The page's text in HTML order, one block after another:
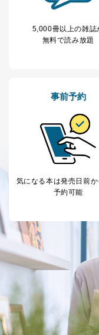
委託・提供先
委託先：カ
トカード決
当社は、本人か
の通知を求めら
す。ただし、以
は、本人に遅滞無
説明させていただ
①利用目的を本人
本人又は第三者の
害するおそれがあ
②利用目的を本人
当該事業者の権利
場合
③国の機関又は地
することに対して
用目的を本人に通
事務の遂行に支障
④開示対象個人情
5,000冊以上の雑誌
無料で読み放題
事前予約
気になる本は発売日前
予約可能